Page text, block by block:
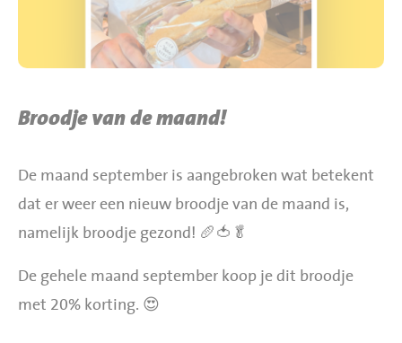
Jumbo Huibers Specials
Broodje van de maand!
De maand september is aangebroken wat betekent
dat er weer een nieuw broodje van de maand is,
namelijk broodje gezond! 🥖🍅🥬
De gehele maand september koop je dit broodje
met 20% korting. 😍